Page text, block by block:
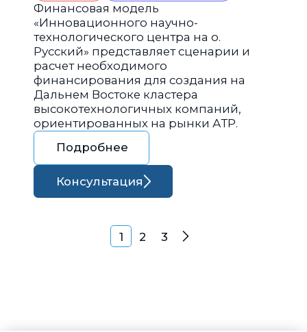
Финансовая модель
«Инновационного научно-
технологического центра на о.
Русский» представляет сценарии и
расчет необходимого
финансирования для создания на
Дальнем Востоке кластера
высокотехнологичных компаний,
ориентированных на рынки АТР.
Подробнее
Консультация
Навигация по
1 2 3 Далее